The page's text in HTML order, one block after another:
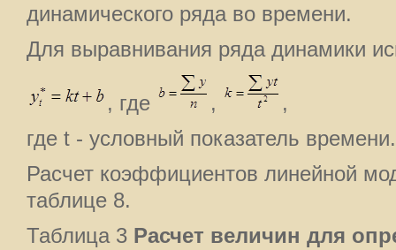
динамического ряда во времени.
Для выравнивания ряда динамики
, где ,
,
где t - условный показатель времени.
Расчет коэффициентов линейной
таблице 8.
Таблица 3 Расчет величин для